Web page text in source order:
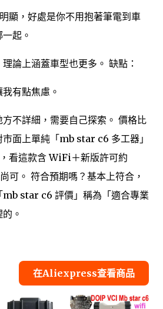
顯，好處是你不用抱著筆電到車
起。
論上涵蓋車型也更多。 缺點：
有點焦慮。
不詳細，需要自己探索。 價格比
面上單純「mb star c6 多工器」
看這款含 WiFi＋新版許可約
可。 符合預期嗎？基本上符合，
mb star c6 評價」稱為「適合專業
。
在Aliexpress查看商品